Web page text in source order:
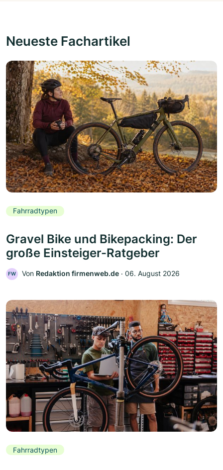
Neueste Fachartikel
Fahrradtypen
Gravel Bike und Bikepacking: Der
große Einsteiger-Ratgeber
FW Von Redaktion firmenweb.de ‧ 06. August 2026
Fahrradtypen